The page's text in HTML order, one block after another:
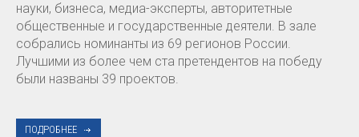
науки, бизнеса, медиа-эксперты, авторитетные
общественные и государственные деятели. В зале
собрались номинанты из 69 регионов России.
Лучшими из более чем ста претендентов на победу
были названы 39 проектов.
ПОДРОБНЕЕ